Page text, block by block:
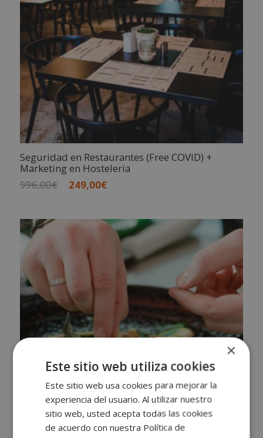
Seguridad en Restaurantes (Free COVID) +
Marketing en Hostelería
996,00€
El
era:
249,00€El
es:
249,00€.
×
Este sitio web utiliza cookies
Este sitio web usa cookies para mejorar la
experiencia del usuario. Al utilizar nuestro
sitio web, usted acepta todas las cookies
de acuerdo con nuestra Política de